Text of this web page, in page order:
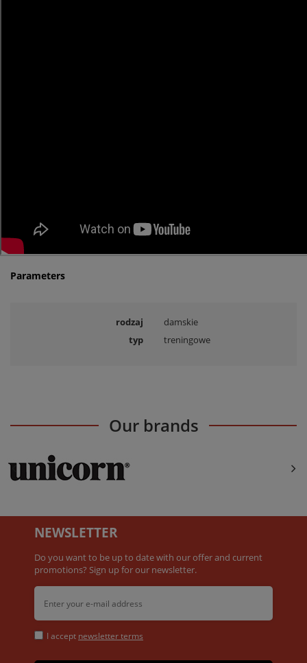
Parameters
rodzaj
damskie
typ
treningowe
Our brands
NEWSLETTER
Do you want to be up to date with our offer and current
promotions? Sign up for our newsletter.
I accept newsletter terms